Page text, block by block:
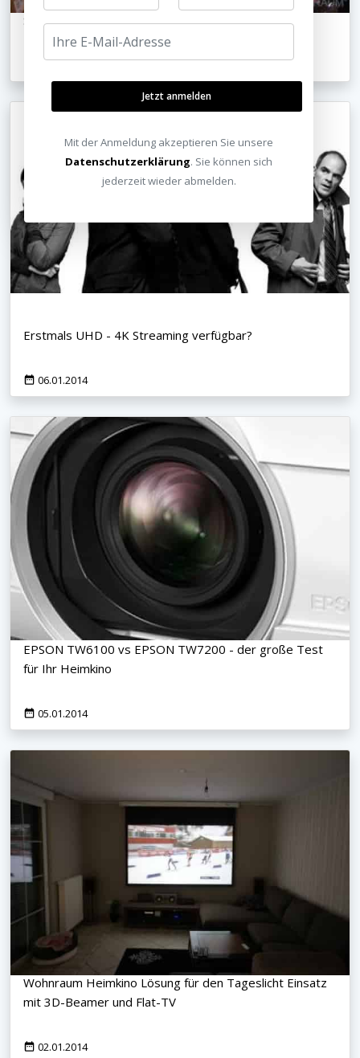
Sony VW500 und Sony VW1100 im Vergleichs-Test
Erstmals UHD - 4K Streaming verfügbar?
06.01.2014
EPSON TW6100 vs EPSON TW7200 - der große Test
für Ihr Heimkino
05.01.2014
Wohnraum Heimkino Lösung für den Tageslicht Einsatz
mit 3D-Beamer und Flat-TV
02.01.2014
Jetzt anmelden
Mit der Anmeldung akzeptieren Sie unsere
Datenschutzerklärung. Sie können sich
jederzeit wieder abmelden.